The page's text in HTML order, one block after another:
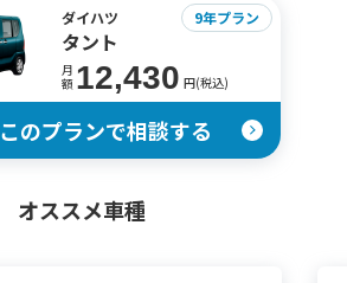
ダイハツ
タント
月
額 12,430 円(税込)
9年プラン
このプランで相談する
オススメ車種